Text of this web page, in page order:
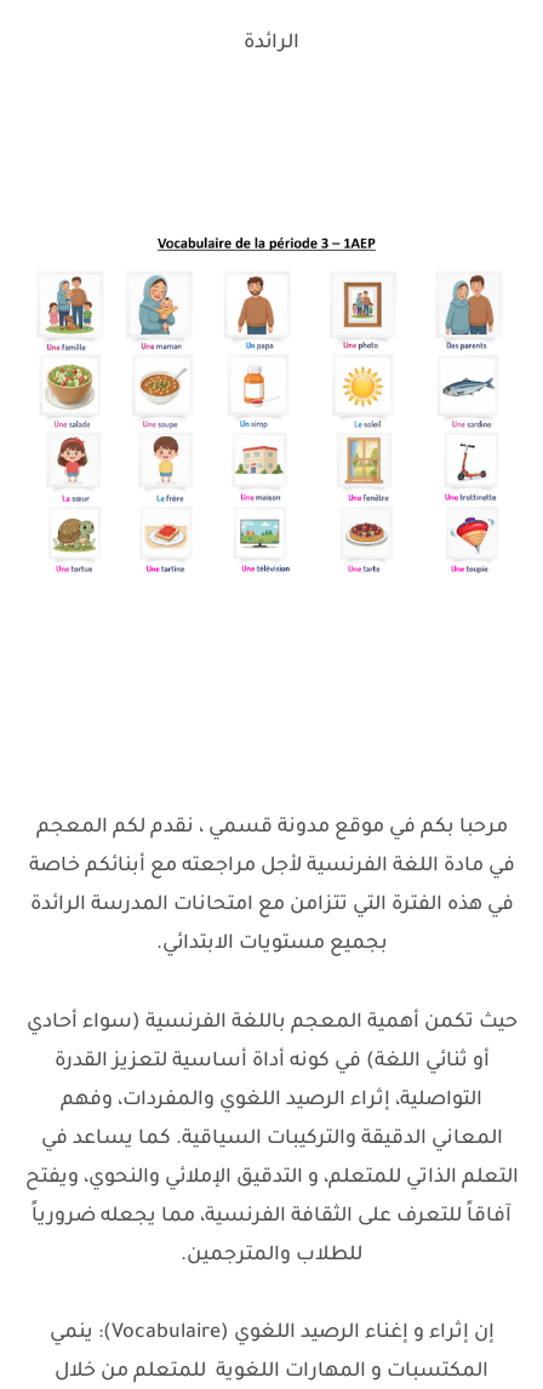
الرائدة
مرحبا بكم في موقع مدونة قسمي ، نقدم لكم المعجم
في مادة اللغة الفرنسية لأجل مراجعته مع أبنائكم خاصة
في هذه الفترة التي تتزامن مع امتحانات المدرسة الرائدة
بجميع مستويات الابتدائي.
حيث تكمن أهمية المعجم باللغة الفرنسية (سواء أحادي
أو ثنائي اللغة) في كونه أداة أساسية لتعزيز القدرة
التواصلية، إثراء الرصيد اللغوي والمفردات، وفهم
المعاني الدقيقة والتركيبات السياقية. كما يساعد في
التعلم الذاتي للمتعلم، و التدقيق الإملائي والنحوي، ويفتح
آفاقاً للتعرف على الثقافة الفرنسية، مما يجعله ضرورياً
للطلاب والمترجمين.
إن إثراء و إغناء الرصيد اللغوي (Vocabulaire): ينمي
المكتسبات و المهارات اللغوية للمتعلم من خلال